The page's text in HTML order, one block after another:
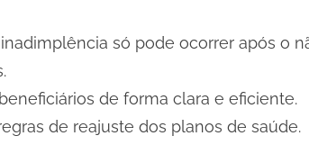
só pode ocorrer após o
de forma clara e eficiente.
de reajuste dos planos de saúde.